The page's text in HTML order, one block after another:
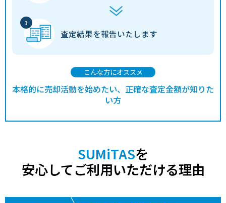
査定結果を報告いたします
こんな方にオススメ
本格的に売却活動を始めたい、正確な査定金額が知りた
い方
SUMiTASを
安心してご利用いただける理由